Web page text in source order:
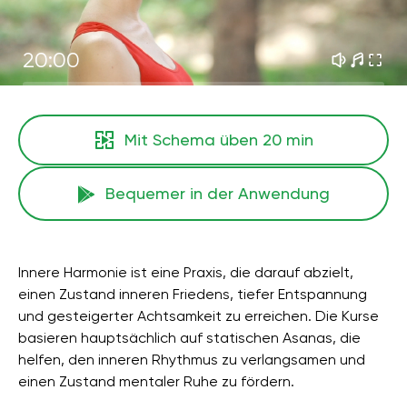
20:00
Mit Schema üben 20 min
Bequemer in der Anwendung
Innere Harmonie ist eine Praxis, die darauf abzielt,
einen Zustand inneren Friedens, tiefer Entspannung
und gesteigerter Achtsamkeit zu erreichen. Die Kurse
basieren hauptsächlich auf statischen Asanas, die
helfen, den inneren Rhythmus zu verlangsamen und
einen Zustand mentaler Ruhe zu fördern.